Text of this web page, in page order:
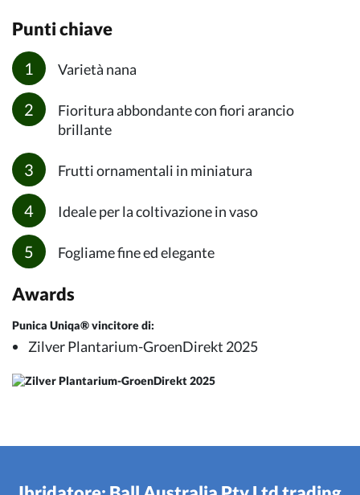
Punti chiave
Varietà nana
Fioritura abbondante con fiori arancio
brillante
Frutti ornamentali in miniatura
Ideale per la coltivazione in vaso
Fogliame fine ed elegante
Awards
Punica Uniqa® vincitore di:
Zilver Plantarium-GroenDirekt 2025